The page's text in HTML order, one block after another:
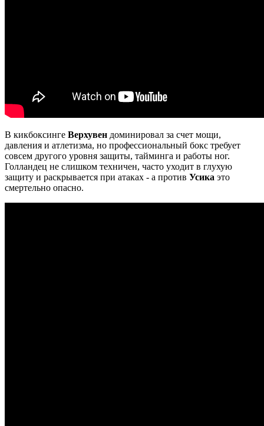
В кикбоксинге Верхувен доминировал за счет мощи,
давления и атлетизма, но профессиональный бокс требует
совсем другого уровня защиты, тайминга и работы ног.
Голландец не слишком техничен, часто уходит в глухую
защиту и раскрывается при атаках - а против Усика это
смертельно опасно.